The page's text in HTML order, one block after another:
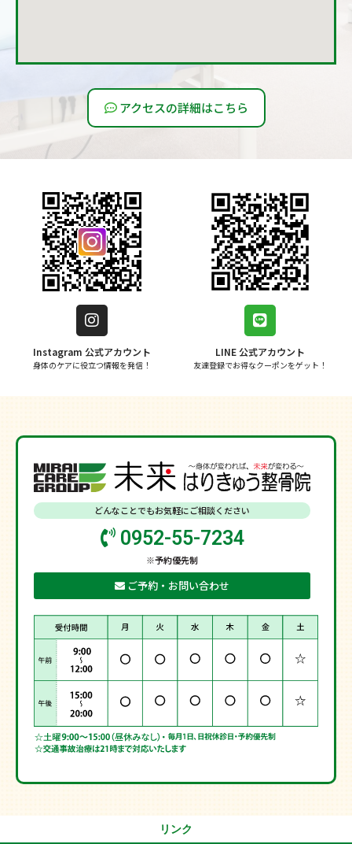
アクセスの詳細はこちら
Instagram 公式アカウント
身体のケアに役立つ情報を発信！
LINE 公式アカウント
友達登録でお得なクーポンをゲット！
どんなことでもお気軽にご相談ください
0952-55-7234
※予約優先制
ご予約・お問い合わせ
リンク